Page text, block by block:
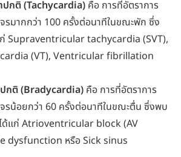
าปกติ (Tachycardia) คือ การที่อัตราการ
รมากกว่า 100 ครั้งต่อนาทีในขณะพัก ซึ่ง
Supraventricular tachycardia (SVT),
(VT), Ventricular fibrillation
ปกติ (Bradycardia) คือ การที่อัตราการ
รน้อยกว่า 60 ครั้งต่อนาทีในขณะตื่น ซึ่งพบ
ด้แก่ Atrioventricular block (AV
dysfunction หรือ Sick sinus